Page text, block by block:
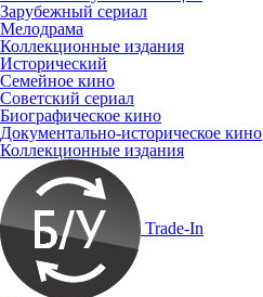
Зарубежный сериал
Мелодрама
Коллекционные издания
Исторический
Семейное кино
Советский сериал
Биографическое кино
Документально-историческое кино
Коллекционные издания
Trade-In